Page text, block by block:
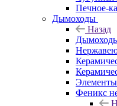
Печное-
Дымоходы
Назад
Феникс